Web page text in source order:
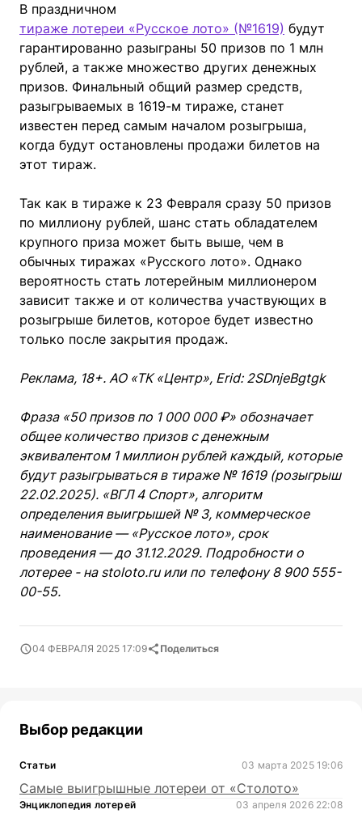
В праздничном
тираже лотереи «Русское лото» (№1619) будут
гарантированно разыграны 50 призов по 1 млн
рублей, а также множество других денежных
призов. Финальный общий размер средств,
разыгрываемых в 1619-м тираже, станет
известен перед самым началом розыгрыша,
когда будут остановлены продажи билетов на
этот тираж.
Так как в тираже к 23 Февраля сразу 50 призов
по миллиону рублей, шанс стать обладателем
крупного приза может быть выше, чем в
обычных тиражах «Русского лото». Однако
вероятность стать лотерейным миллионером
зависит также и от количества участвующих в
розыгрыше билетов, которое будет известно
только после закрытия продаж.
Реклама, 18+. АО «ТК «Центр», Erid: 2SDnjeBgtgk
Фраза «50 призов по 1 000 000 ₽» обозначает
общее количество призов с денежным
эквивалентом 1 миллион рублей каждый, которые
будут разыгрываться в тираже № 1619 (розыгрыш
22.02.2025). «ВГЛ 4 Спорт», алгоритм
определения выигрышей № 3, коммерческое
наименование — «Русское лото», срок
проведения — до 31.12.2029. Подробности о
лотерее - на stoloto.ru или по телефону 8 900 555-
00-55.
04 ФЕВРАЛЯ 2025 17:09 Поделиться
Выбор редакции
Статьи 03 марта 2025 19:06
Самые выигрышные лотереи от «Столото»
Энциклопедия лотерей 03 апреля 2026 22:08